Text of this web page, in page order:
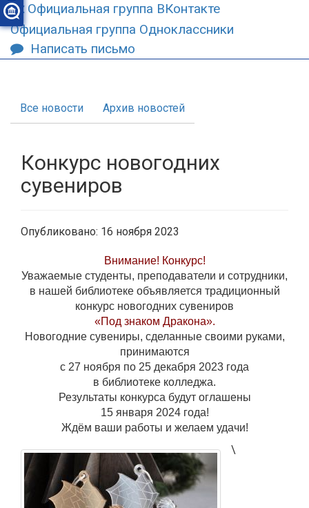
Официальная группа ВКонтакте
Официальная группа Одноклассники
Написать письмо
Все новости Архив новостей
Конкурс новогодних
сувениров
Опубликовано: 16 ноября 2023
Внимание! Конкурс!
Уважаемые студенты, преподаватели и сотрудники,
в нашей библиотеке объявляется традиционный
конкурс новогодних сувениров
«Под знаком Дракона».
Новогодние сувениры, сделанные своими руками,
принимаются
с 27 ноября по 25 декабря 2023 года
в библиотеке колледжа.
Результаты конкурса будут оглашены
15 января 2024 года!
Ждём ваши работы и желаем удачи!
\